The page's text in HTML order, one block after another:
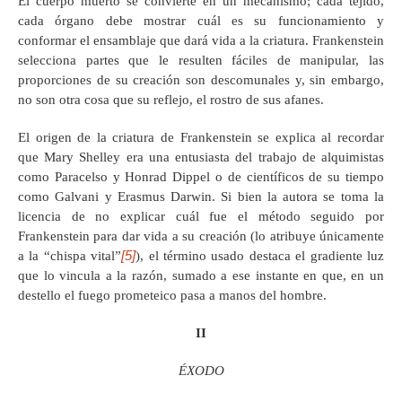
cada órgano debe mostrar cuál es su funcionamiento y
conformar el ensamblaje que dará vida a la criatura. Frankenstein
selecciona partes que le resulten fáciles de manipular, las
proporciones de su creación son descomunales y, sin embargo,
no son otra cosa que su reflejo, el rostro de sus afanes.
El origen de la criatura de Frankenstein se explica al recordar
que Mary Shelley era una entusiasta del trabajo de alquimistas
como Paracelso y Honrad Dippel o de científicos de su tiempo
como Galvani y Erasmus Darwin. Si bien la autora se toma la
licencia de no explicar cuál fue el método seguido por
Frankenstein para dar vida a su creación (lo atribuye únicamente
a la “chispa vital”[5]), el término usado destaca el gradiente luz
que lo vincula a la razón, sumado a ese instante en que, en un
destello el fuego prometeico pasa a manos del hombre.
II
ÉXODO